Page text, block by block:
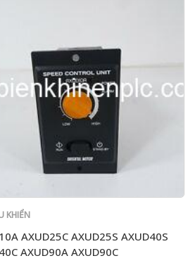
KHIỂN
AXUD25C AXUD25S AXUD40S
AXUD90A AXUD90C